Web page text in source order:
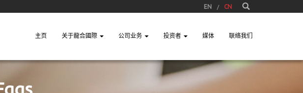
EN CN
主页 关于龍合國際 公司业务 投资者 媒体 联络我们